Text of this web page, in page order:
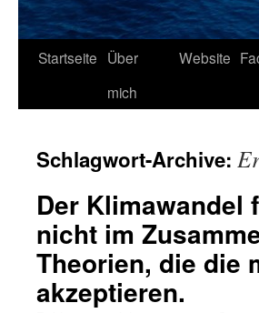
Zum
Startseite Über
mich
Website
Schlagwort-Archive:
Der Klimawandel
nicht im
Theorien, die die
akzeptieren.